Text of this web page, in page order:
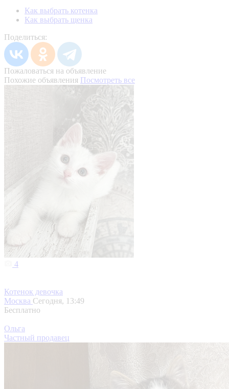
Как выбрать котенка
Как выбрать щенка
Поделиться:
Пожаловаться на объявление
Похожие объявления Посмотреть все
4
Котенок девочка
Москва Сегодня, 13:49
Бесплатно
Ольга
Частный продавец